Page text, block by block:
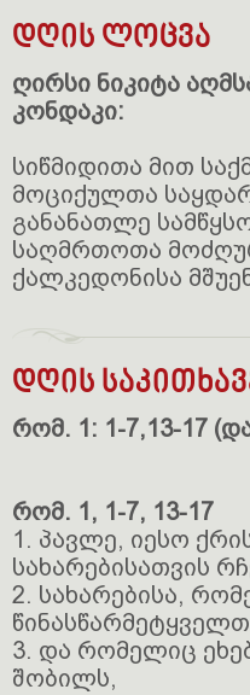
დღის ლოცვა
ღირსი ნიკიტა
კონდაკი:
სიწმიდითა მით
მოციქულთა
განანათლე
საღმრთოთა
ქალკედონისა
დღის
რომ. 1: 1-7,13-17
რომ. 1, 1-7, 13-17
1. პავლე, იესო
სახარებისათვის
2. სახარებისა,
3. და რომელიც
შობილს,